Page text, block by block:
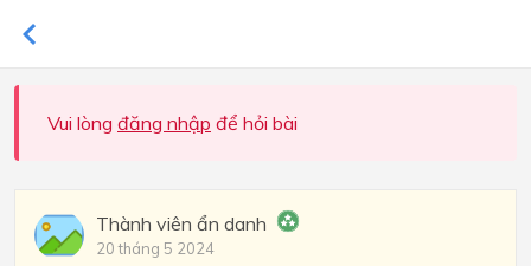
Vui lòng đăng nhập để hỏi bài
Thành viên ẩn danh
20 tháng 5 2024